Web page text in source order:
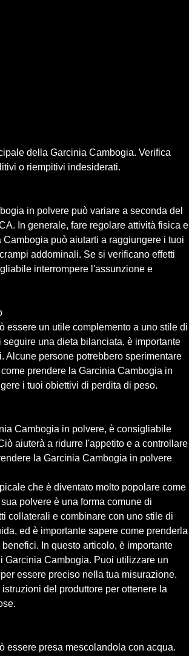
o riempitivi indesiderati.
in polvere può variare a seconda del
In generale, fare regolare attività fisica e
può aiutarti a raggiungere i tuoi
addominali. Se si verificano effetti
interrompere l'assunzione e
essere un utile complemento a uno stile di
una dieta bilanciata, è importante
Alcune persone potrebbero sperimentare
prendere la Garcinia Cambogia in
i tuoi obiettivi di perdita di peso.
Cambogia in polvere, è consigliabile
aiuterà a ridurre l'appetito e a controllare
la Garcinia Cambogia in polvere
che è diventato molto popolare come
polvere è una forma comune di
collaterali e combinare con uno stile di
ed è importante sapere come prenderla
In questo articolo, è importante
Garcinia Cambogia. Puoi utilizzare un
essere preciso nella tua misurazione.
del produttore per ottenere la
essere presa mescolandola con acqua.